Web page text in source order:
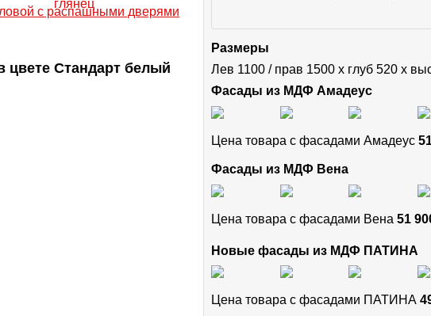
Стандарт белый
Размеры
Лев 1100 / прав 1500 х глуб 520 х
Фасады из МДФ Амадеус
Цена товара с фасадами Амадеус
Фасады из МДФ Вена
Цена товара с фасадами Вена 51
Новые фасады из МДФ ПАТИНА
Цена товара с фасадами ПАТИНА